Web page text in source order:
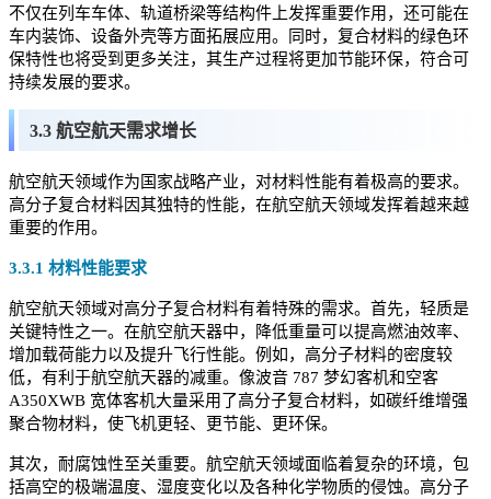
不仅在列车车体、轨道桥梁等结构件上发挥重要作用，还可能在
车内装饰、设备外壳等方面拓展应用。同时，复合材料的绿色环
保特性也将受到更多关注，其生产过程将更加节能环保，符合可
持续发展的要求。
3.3 航空航天需求增长
航空航天领域作为国家战略产业，对材料性能有着极高的要求。
高分子复合材料因其独特的性能，在航空航天领域发挥着越来越
重要的作用。
3.3.1 材料性能要求
航空航天领域对高分子复合材料有着特殊的需求。首先，轻质是
关键特性之一。在航空航天器中，降低重量可以提高燃油效率、
增加载荷能力以及提升飞行性能。例如，高分子材料的密度较
低，有利于航空航天器的减重。像波音 787 梦幻客机和空客
A350XWB 宽体客机大量采用了高分子复合材料，如碳纤维增强
聚合物材料，使飞机更轻、更节能、更环保。
其次，耐腐蚀性至关重要。航空航天领域面临着复杂的环境，包
括高空的极端温度、湿度变化以及各种化学物质的侵蚀。高分子